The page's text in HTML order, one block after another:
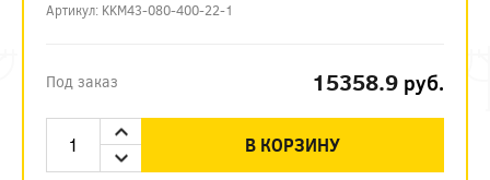
Артикул: KKM43-080-400-22-1
Под заказ 15358.9 руб.
В КОРЗИНУ